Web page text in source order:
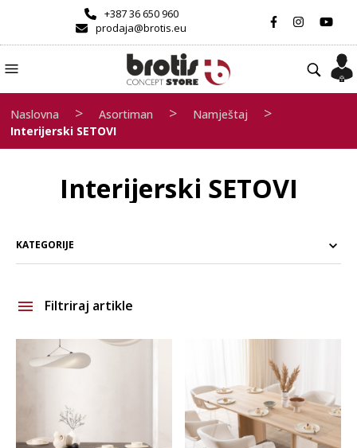
+387 36 650 960
prodaja@brotis.eu
Naslovna > Asortiman > Namještaj >
Interijerski SETOVI
Interijerski SETOVI
KATEGORIJE
Filtriraj artikle